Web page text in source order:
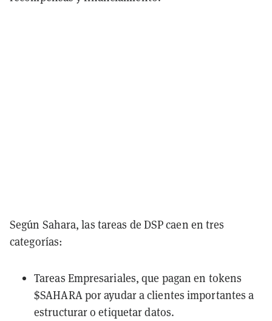
Según Sahara, las tareas de DSP caen en tres
categorías:
Tareas Empresariales, que pagan en tokens
$SAHARA por ayudar a clientes importantes a
estructurar o etiquetar datos.